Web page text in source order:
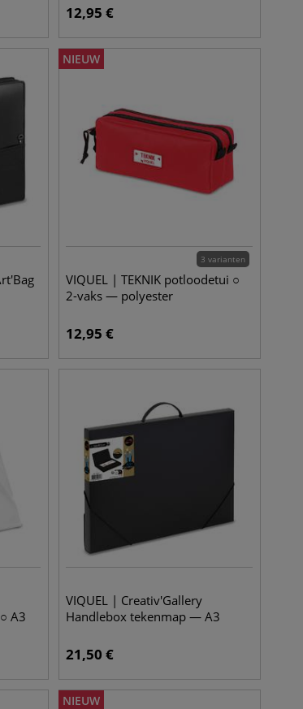
12,95 €
NIEUW
3 varianten
VIQUEL | TEKNIK potloodetui ○
2-vaks — polyester
12,95 €
A3
VIQUEL | Creativ'Gallery
Handlebox tekenmap — A3
21,50 €
NIEUW